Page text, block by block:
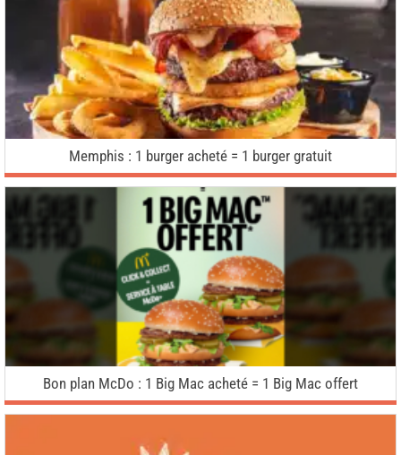
Memphis : 1 burger acheté = 1 burger gratuit
Bon plan McDo : 1 Big Mac acheté = 1 Big Mac offert